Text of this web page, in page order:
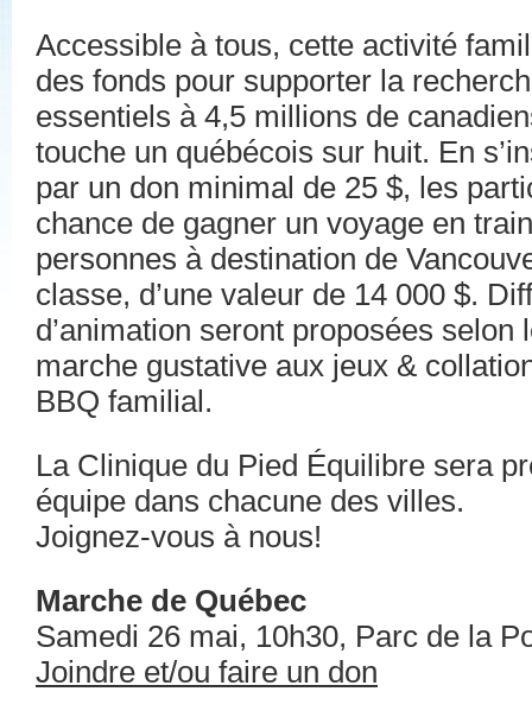
Accessible à tous, cette activité
des fonds pour supporter la
essentiels à 4,5 millions de
touche un québécois sur huit. En
par un don minimal de 25 $, les
chance de gagner un voyage en
personnes à destination de
classe, d’une valeur de 14 000 $.
d’animation seront proposées selon
marche gustative aux jeux &
BBQ familial.
La Clinique du Pied Équilibre sera
équipe dans chacune des villes.
Joignez-vous à nous!
Marche de Québec
Samedi 26 mai, 10h30, Parc de la
Joindre et/ou faire un don